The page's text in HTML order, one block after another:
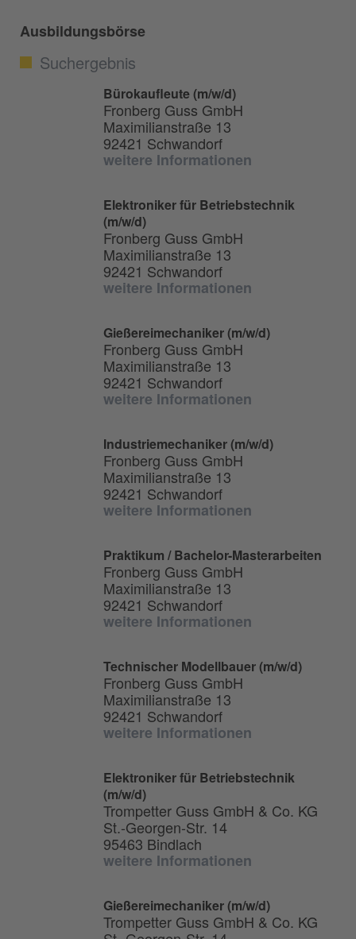
Ausbildungsbörse
Suchergebnis
Bürokaufleute (m/w/d)
Fronberg Guss GmbH
Maximilianstraße 13
92421 Schwandorf
weitere Informationen
Elektroniker für Betriebstechnik
(m/w/d)
Fronberg Guss GmbH
Maximilianstraße 13
92421 Schwandorf
weitere Informationen
Gießereimechaniker (m/w/d)
Fronberg Guss GmbH
Maximilianstraße 13
92421 Schwandorf
weitere Informationen
Industriemechaniker (m/w/d)
Fronberg Guss GmbH
Maximilianstraße 13
92421 Schwandorf
weitere Informationen
Praktikum / Bachelor-Masterarbeiten
Fronberg Guss GmbH
Maximilianstraße 13
92421 Schwandorf
weitere Informationen
Technischer Modellbauer (m/w/d)
Fronberg Guss GmbH
Maximilianstraße 13
92421 Schwandorf
weitere Informationen
Elektroniker für Betriebstechnik
(m/w/d)
Trompetter Guss GmbH & Co. KG
St.-Georgen-Str. 14
95463 Bindlach
weitere Informationen
Gießereimechaniker (m/w/d)
Trompetter Guss GmbH & Co. KG